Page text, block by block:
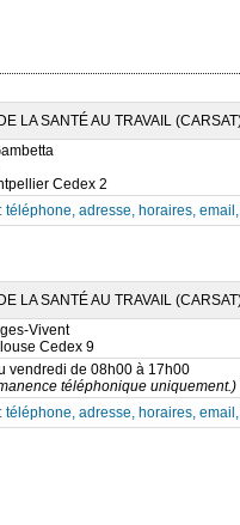
LA SANTÉ AU TRAVAIL
Cedex 2
téléphone, adresse, horaires,
LA SANTÉ AU TRAVAIL
Vivent
Cedex 9
vendredi de 08h00 à 17h00
téléphonique uniquement.)
téléphone, adresse, horaires,